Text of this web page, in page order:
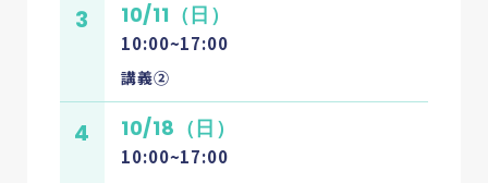
3 10/11（日）
10:00~17:00
講義②
4 10/18（日）
10:00~17:00